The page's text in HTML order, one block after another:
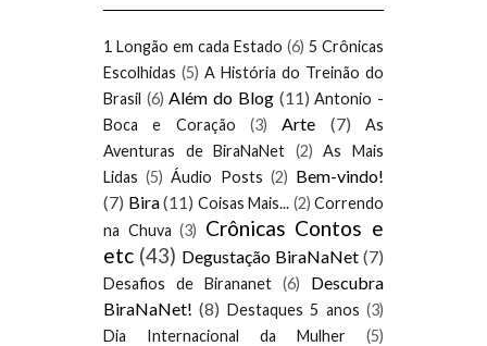
1 Longão em cada Estado (6) 5 Crônicas
Escolhidas (5) A História do Treinão do
Brasil (6) Além do Blog (11) Antonio -
Boca e Coração
(3) Arte (7)
As
Aventuras de BiraNaNet (2)
As Mais
Lidas (5) Áudio Posts (2) Bem-vindo!
(7) Bira(11) Coisas Mais... (2) Correndo
na Chuva (3) Crônicas Contos e
etc (43) Degustação BiraNaNet (7)
Desafios de Birananet (6)
Descubra
BiraNaNet! (8) Destaques 5 anos (3)
Dia Internacional da Mulher
(5)